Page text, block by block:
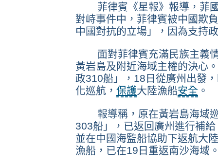
菲律賓《星報》報導，菲國
對峙事件中，菲律賓被中國欺
中國對抗的立場」，因為支持
面對菲律賓充滿民族主義情
黃岩島及附近海域主權的決心
政310船」，18日從廣州出發
化巡航， 保護大陸漁船安全 。
報導稱，原在黃岩島海域巡
303船」，已返回廣州進行補
並在中國海監船協助下返航大
漁船，已在19日重返南沙海域